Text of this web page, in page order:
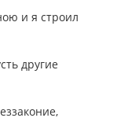
и я строил
другие